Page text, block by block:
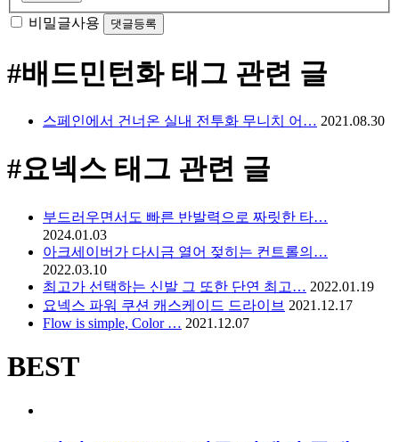
비밀글사용
#배드민턴화태그 관련 글
스페인에서 건너온 실내 전투화 무니치 어… 2021.08.30
#요넥스 태그 관련 글
부드러우면서도 빠른 반발력으로 짜릿한 타…
2024.01.03
아크세이버가 다시금 열어 젖히는 컨트롤의…
2022.03.10
최고가 선택하는 신발 그 또한 단연 최고… 2022.01.19
요넥스 파워 쿠션 캐스케이드 드라이브 2021.12.17
Flow is simple, Color … 2021.12.07
BEST